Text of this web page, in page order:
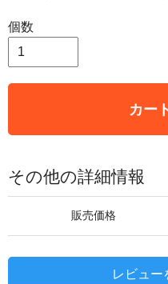
個数
カー
その他の詳細情報
販売価格
レビュー